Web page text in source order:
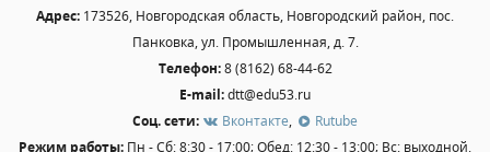
Международное сотрудничество
Организация питания в образовательной
УЧЕБНАЯ РАБОТА
Адрес: 173526, Новгородская область, Новгородский район, пос.
Панковка, ул. Промышленная, д. 7.
Телефон:8 (8162) 68-44-62
E-mail:dtt@edu53.ru
Соц. сети:
Вконтакте,
Rutube
Режим работы: Пн - Сб: 8:30 - 17:00; Обед: 12:30 - 13:00; Вс: выходной.